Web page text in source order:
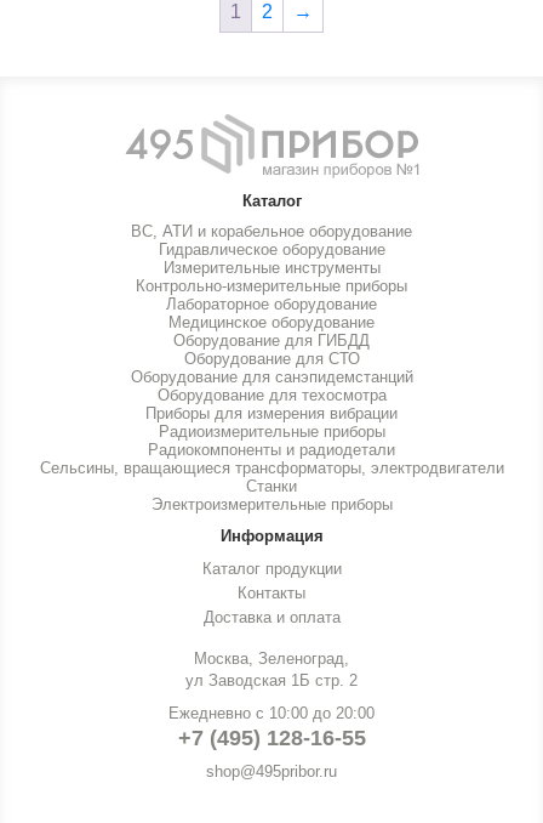
1 2 →
Каталог
ВС, АТИ и корабельное оборудование
Гидравлическое оборудование
Измерительные инструменты
Контрольно-измерительные приборы
Лабораторное оборудование
Медицинское оборудование
Оборудование для ГИБДД
Оборудование для СТО
Оборудование для санэпидемстанций
Оборудование для техосмотра
Приборы для измерения вибрации
Радиоизмерительные приборы
Радиокомпоненты и радиодетали
Сельсины, вращающиеся трансформаторы, электродвигатели
Станки
Электроизмерительные приборы
Информация
Каталог продукции
Контакты
Доставка и оплата
Москва, Зеленоград,
ул Заводская 1Б стр. 2
Ежедневно с 10:00 до 20:00
+7 (495) 128-16-55
shop@495pribor.ru